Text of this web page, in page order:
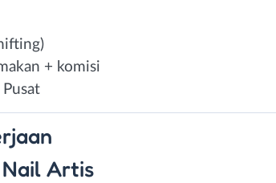
+ komisi
Pusat
Artis